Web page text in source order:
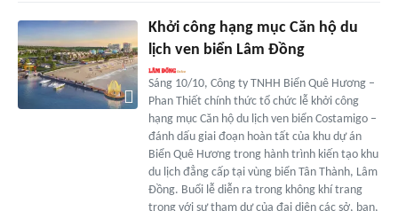
Khởi công hạng mục Căn hộ du
lịch ven biển Lâm Đồng
Sáng 10/10, Công ty TNHH Biển Quê Hương –
Phan Thiết chính thức tổ chức lễ khởi công
hạng mục Căn hộ du lịch ven biển Costamigo –
đánh dấu giai đoạn hoàn tất của khu dự án
Biển Quê Hương trong hành trình kiến tạo khu
du lịch đẳng cấp tại vùng biển Tân Thành, Lâm
Đồng. Buổi lễ diễn ra trong không khí trang
trọng với sự tham dự của đại diện các sở, ban,